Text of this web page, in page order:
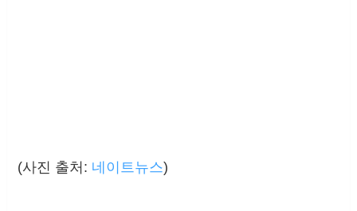
(사진 출처: 네이트뉴스)